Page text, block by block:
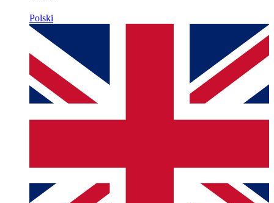
Polski